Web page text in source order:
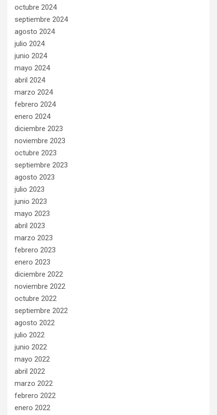
octubre 2024
septiembre 2024
agosto 2024
julio 2024
junio 2024
mayo 2024
abril 2024
marzo 2024
febrero 2024
enero 2024
diciembre 2023
noviembre 2023
octubre 2023
septiembre 2023
agosto 2023
julio 2023
junio 2023
mayo 2023
abril 2023
marzo 2023
febrero 2023
enero 2023
diciembre 2022
noviembre 2022
octubre 2022
septiembre 2022
agosto 2022
julio 2022
junio 2022
mayo 2022
abril 2022
marzo 2022
febrero 2022
enero 2022